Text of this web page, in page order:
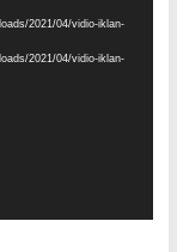
2021/04/vidio-iklan-
2021/04/vidio-iklan-